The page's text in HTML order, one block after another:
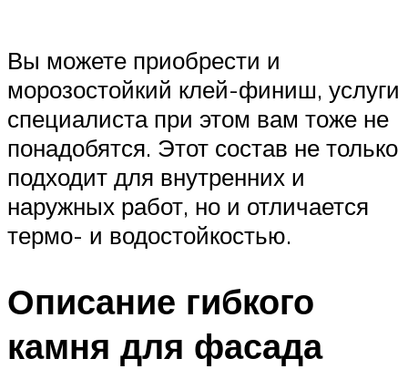
Вы можете приобрести и
морозостойкий клей-финиш, услуги
специалиста при этом вам тоже не
понадобятся. Этот состав не только
подходит для внутренних и
наружных работ, но и отличается
термо- и водостойкостью.
Описание гибкого
камня для фасада